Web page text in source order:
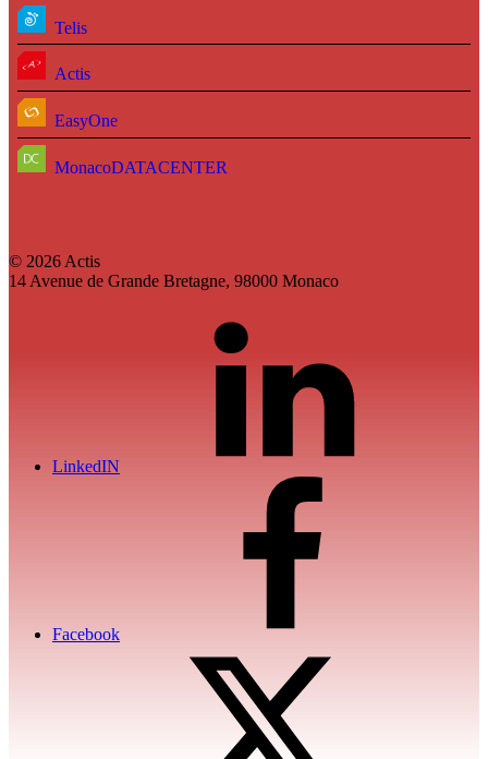
Telis
Actis
EasyOne
MonacoDATACENTER
© 2026 Actis
14 Avenue de Grande Bretagne, 98000 Monaco
LinkedIN
Facebook